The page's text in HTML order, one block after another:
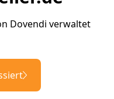
Dovendi verwaltet